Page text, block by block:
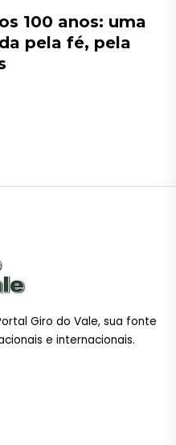
100 anos: uma
pela fé, pela
Giro do Vale, sua fonte
e internacionais.